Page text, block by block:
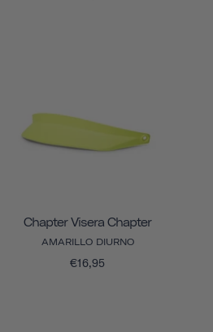
Chapter Visera Chapter
AMARILLO DIURNO
€16,95